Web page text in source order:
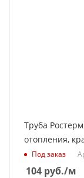
Труба
отопления,
Под заказ
104 руб./м